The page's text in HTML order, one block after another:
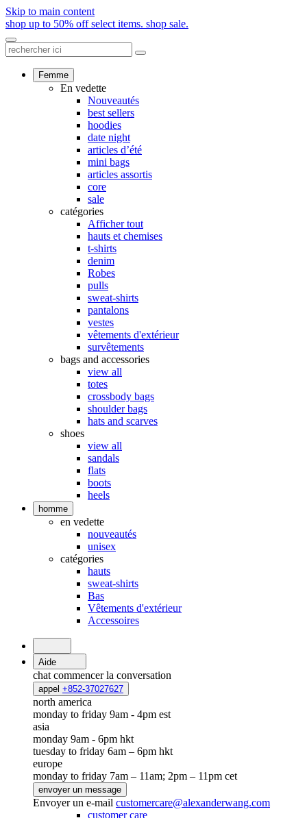
Skip to main content
shop up to 50% off select items. shop sale.
Femme
En vedette
Nouveautés
best sellers
hoodies
date night
articles d’été
mini bags
articles assortis
core
sale
catégories
Afficher tout
hauts et chemises
t-shirts
denim
Robes
pulls
sweat-shirts
pantalons
vestes
vêtements d'extérieur
survêtements
bags and accessories
view all
totes
crossbody bags
shoulder bags
hats and scarves
shoes
view all
sandals
flats
boots
heels
homme
en vedette
nouveautés
unisex
catégories
hauts
sweat-shirts
Bas
Vêtements d'extérieur
Accessoires
Aide
chat commencer la conversation
appel +852-37027627
north america
monday to friday 9am - 4pm est
asia
monday 9am - 6pm hkt
tuesday to friday 6am – 6pm hkt
europe
monday to friday 7am – 11am; 2pm – 11pm cet
envoyer un message
Envoyer un e-mail customercare@alexanderwang.com
customer care